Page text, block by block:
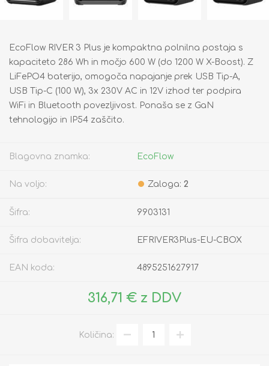
EcoFlow RIVER 3 Plus je kompaktna polnilna postaja s
kapaciteto 286 Wh in močjo 600 W (do 1200 W X-Boost). Z
LiFePO4 baterijo, omogoča napajanje prek USB Tip-A,
USB Tip-C (100 W), 3x 230V AC in 12V izhod ter podpira
WiFi in Bluetooth povezljivost. Ponaša se z GaN
tehnologijo in IP54 zaščito.
Blagovna znamka: EcoFlow
Na voljo: Zaloga: 2
Šifra: 9903131
Šifra dobavitelja: EFRIVER3Plus-EU-CBOX
EAN koda: 4895251627917
316,71 € z DDV
Količina: